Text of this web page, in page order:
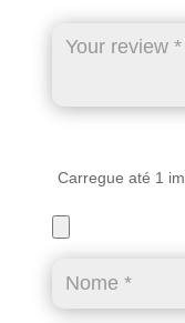
Carregue até 1